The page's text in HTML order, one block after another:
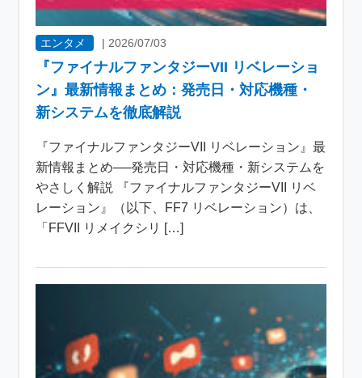
エンタメ |2026/07/03
『ファイナルファンタジーVII リベレーショ
ン』最新情報まとめ：発売日・対応機種・
新システムを徹底解説
『ファイナルファンタジーVII リベレーション』最
新情報まとめ──発売日・対応機種・新システムを
やさしく解説 『ファイナルファンタジーVII リベ
レーション』（以下、FF7 リベレーション）は、
「FFVII リメイクシリ […]